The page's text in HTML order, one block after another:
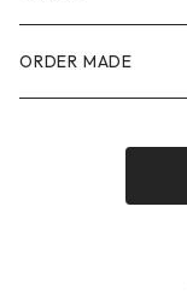
110size
100size
ORDER MADE